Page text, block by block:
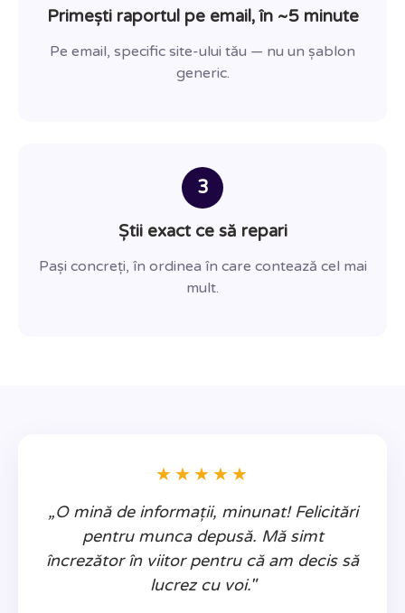
Primești raportul pe email, în ~5 minute
Pe email, specific site-ului tău — nu un șablon
generic.
3
Știi exact ce să repari
Pași concreți, în ordinea în care contează cel mai
mult.
★★★★★
„O mină de informații, minunat! Felicitări
pentru munca depusă. Mă simt
încrezător în viitor pentru că am decis să
lucrez cu voi."